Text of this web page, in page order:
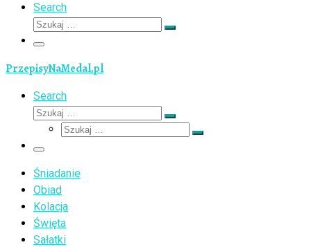
Search
Szukaj
Szukaj
Menu
PrzepisyNaMedal.pl
Search
Szukaj
Szukaj
Szukaj
Szukaj
Menu
Śniadanie
Obiad
Kolacja
Święta
Sałatki